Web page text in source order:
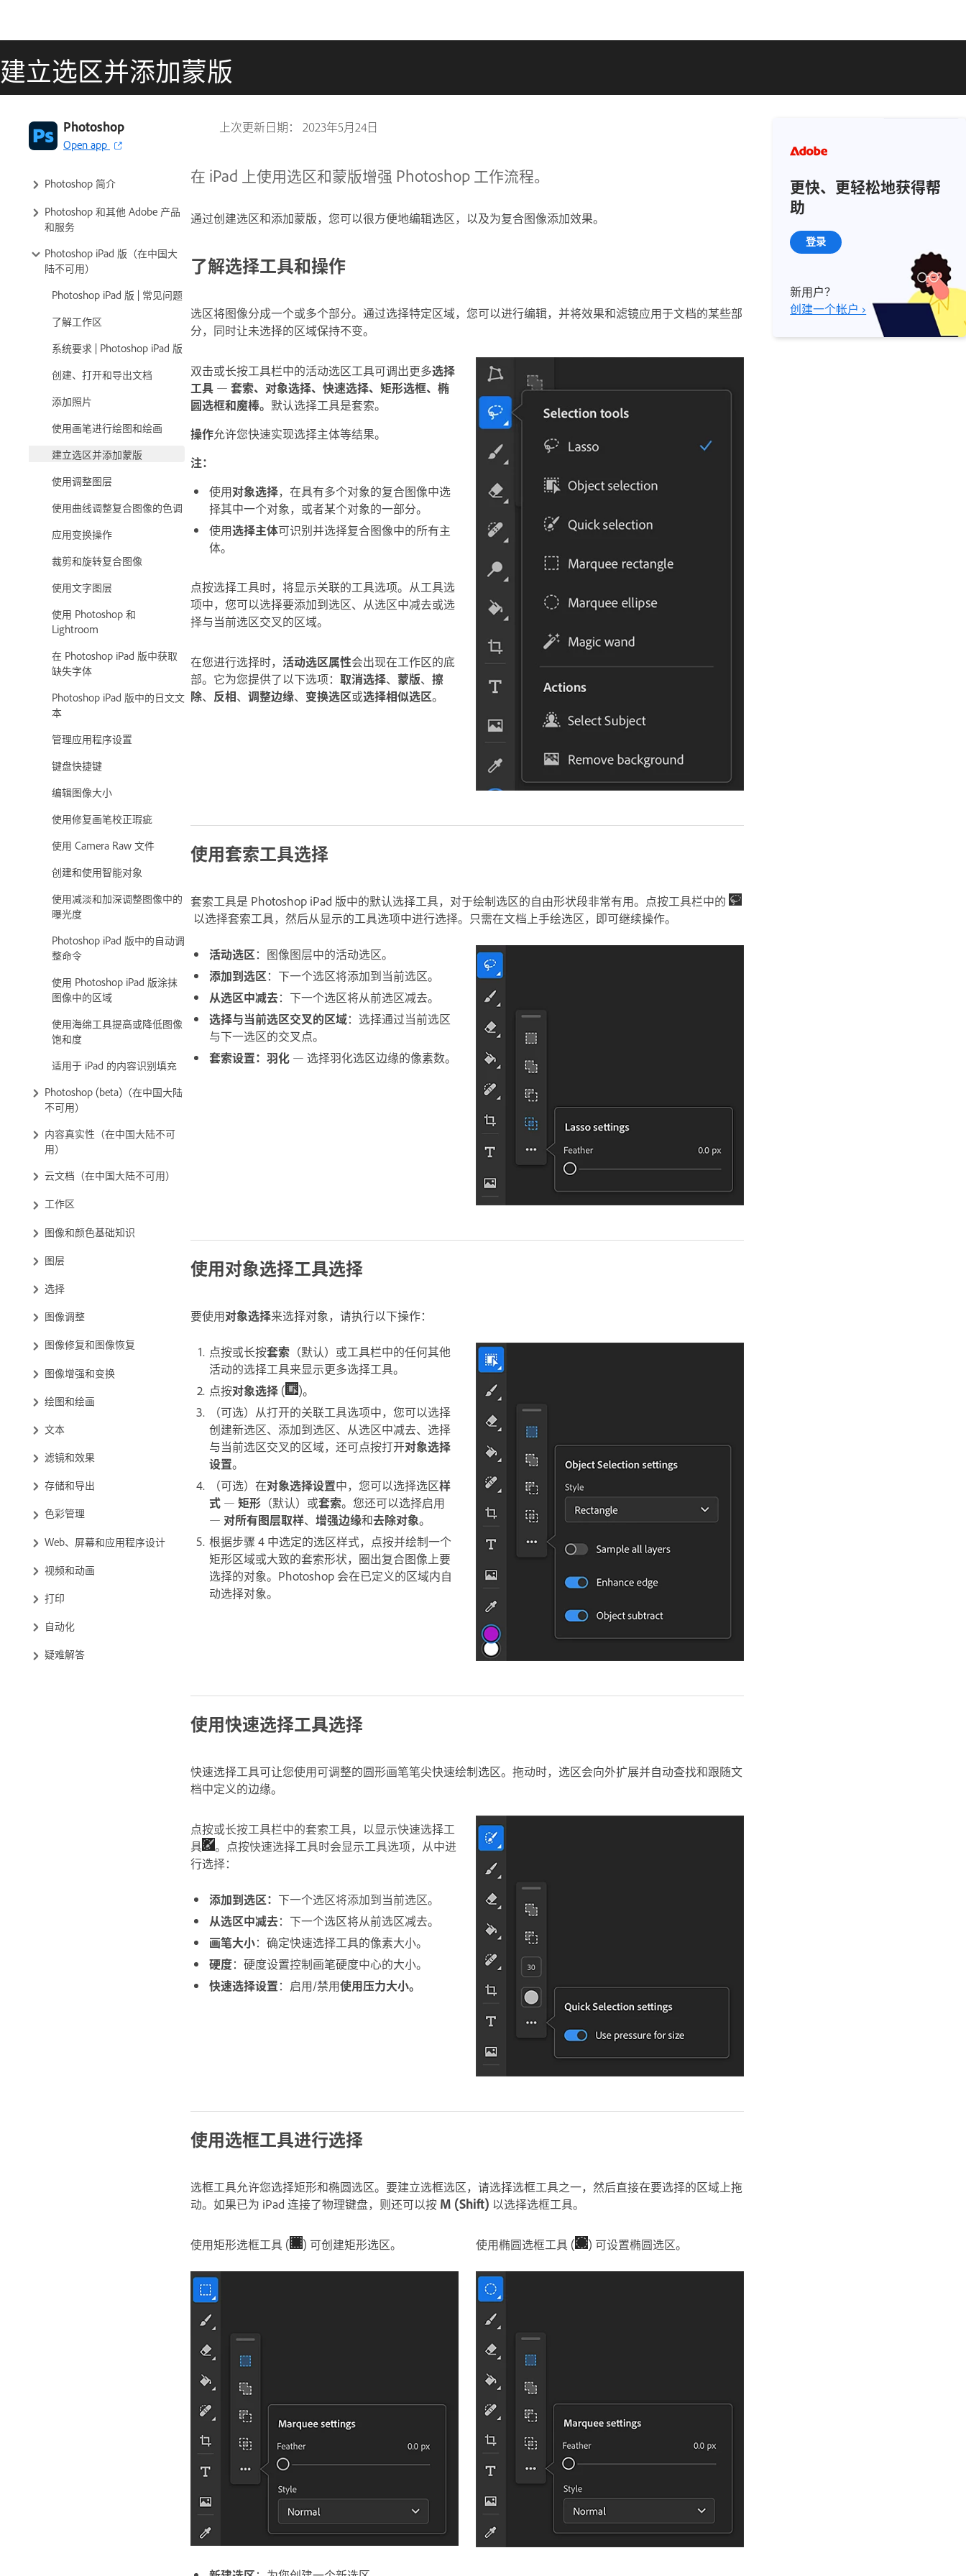
建立选区并添加蒙版
上次更新日期： 2023年5月24日
Photoshop
Open app
Photoshop 简介
Photoshop 和其他 Adobe 产品
和服务
Photoshop iPad 版（在中国大
陆不可用）
Photoshop iPad 版 | 常见问题
了解工作区
系统要求 | Photoshop iPad 版
创建、打开和导出文档
添加照片
使用画笔进行绘图和绘画
建立选区并添加蒙版
使用调整图层
使用曲线调整复合图像的色调
应用变换操作
裁剪和旋转复合图像
使用文字图层
使用 Photoshop 和
Lightroom
在 Photoshop iPad 版中获取
缺失字体
Photoshop iPad 版中的日文文
本
管理应用程序设置
键盘快捷键
编辑图像大小
使用修复画笔校正瑕疵
使用 Camera Raw 文件
创建和使用智能对象
使用减淡和加深调整图像中的
曝光度
Photoshop iPad 版中的自动调
整命令
使用 Photoshop iPad 版涂抹
图像中的区域
使用海绵工具提高或降低图像
饱和度
适用于 iPad 的内容识别填充
Photoshop (beta)（在中国大陆
不可用）
内容真实性（在中国大陆不可
用）
云文档（在中国大陆不可用）
工作区
图像和颜色基础知识
图层
选择
图像调整
图像修复和图像恢复
图像增强和变换
绘图和绘画
文本
滤镜和效果
存储和导出
色彩管理
Web、屏幕和应用程序设计
视频和动画
打印
自动化
疑难解答
在 iPad 上使用选区和蒙版增强 Photoshop 工作流程。
通过创建选区和添加蒙版，您可以很方便地编辑选区，以及为复合图像添加效果。
了解选择工具和操作
选区将图像分成一个或多个部分。通过选择特定区域，您可以进行编辑，并将效果和滤镜应用于文档的某些部
分，同时让未选择的区域保持不变。
双击或长按工具栏中的活动选区工具可调出更多选择
工具 — 套索、对象选择、快速选择、矩形选框、椭
圆选框和魔棒。 默认选择工具是套索。
操作允许您快速实现选择主体等结果。
注：
使用对象选择，在具有多个对象的复合图像中选
择其中一个对象，或者某个对象的一部分。
使用选择主体可识别并选择复合图像中的所有主
体。
点按选择工具时，将显示关联的工具选项。从工具选
项中，您可以选择要添加到选区、从选区中减去或选
择与当前选区交叉的区域。
在您进行选择时， 活动选区属性会出现在工作区的底
部。它为您提供了以下选项： 取消选择、 蒙版、 擦
除、 反相、 调整边缘、 变换选区或选择相似选区。
使用套索工具选择
套索工具是 Photoshop iPad 版中的默认选择工具，对于绘制选区的自由形状段非常有用。点按工具栏中的
以选择套索工具，然后从显示的工具选项中进行选择。只需在文档上手绘选区，即可继续操作。
活动选区：图像图层中的活动选区。
添加到选区：下一个选区将添加到当前选区。
从选区中减去：下一个选区将从前选区减去。
选择与当前选区交叉的区域：选择通过当前选区
与下一选区的交叉点。
套索设置： 羽化 — 选择羽化选区边缘的像素数。
使用对象选择工具选择
要使用对象选择来选择对象，请执行以下操作：
点按或长按套索 （默认）或工具栏中的任何其他
活动的选择工具来显示更多选择工具。
点按对象选择 (
)。
（可选）从打开的关联工具选项中，您可以选择
创建新选区、添加到选区、从选区中减去、选择
与当前选区交叉的区域，还可点按打开对象选择
设置。
（可选）在对象选择设置中，您可以选择选区样
式 — 矩形 （默认）或套索。您还可以选择启用
— 对所有图层取样、 增强边缘和去除对象。
根据步骤 4 中选定的选区样式，点按并绘制一个
矩形区域或大致的套索形状，圈出复合图像上要
选择的对象。Photoshop 会在已定义的区域内自
动选择对象。
使用快速选择工具选择
快速选择工具可让您使用可调整的圆形画笔笔尖快速绘制选区。拖动时，选区会向外扩展并自动查找和跟随文
档中定义的边缘。
点按或长按工具栏中的套索工具，以显示快速选择工
具
。点按快速选择工具时会显示工具选项，从中进
行选择：
添加到选区： 下一个选区将添加到当前选区。
从选区中减去：下一个选区将从前选区减去。
画笔大小：确定快速选择工具的像素大小。
硬度：硬度设置控制画笔硬度中心的大小。
快速选择设置：启用/禁用使用压力大小。
使用选框工具进行选择
选框工具允许您选择矩形和椭圆选区。要建立选框选区，请选择选框工具之一，然后直接在要选择的区域上拖
动。如果已为 iPad 连接了物理键盘，则还可以按 M (Shift) 以选择选框工具。
使用椭圆选框工具 ( ) 可设置椭圆选区。
使用矩形选框工具 ( ) 可创建矩形选区。
更快、更轻松地获得帮
助
登录
新用户？
创建一个帐户 ›